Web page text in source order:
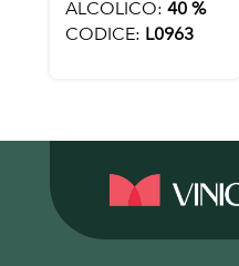
ALCOLICO: 40 %
CODICE: L0963